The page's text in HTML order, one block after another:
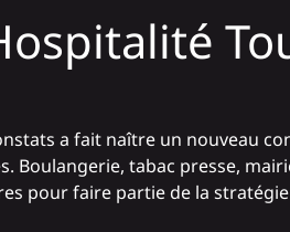
a fait naître un nouveau
Boulangerie, tabac presse,
pour faire partie de la